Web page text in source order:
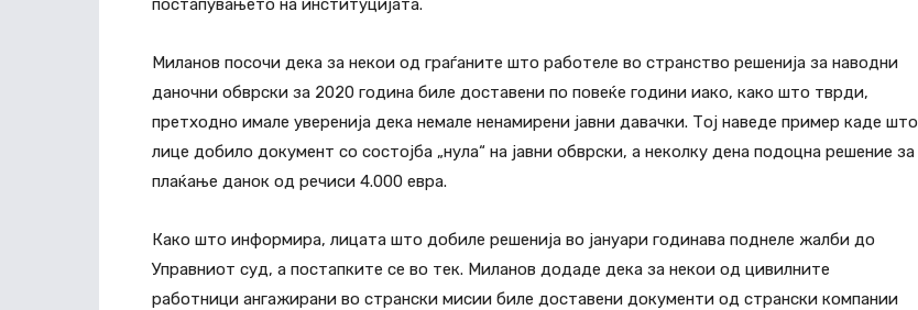
Миланов посочи дека за некои од граѓаните што работеле во странство решенија за наводни
даночни обврски за 2020 година биле доставени по повеќе години иако, како што тврди,
претходно имале уверенија дека немале ненамирени јавни давачки. Тој наведе пример каде што
лице добило документ со состојба „нула“ на јавни обврски, а неколку дена подоцна решение за
плаќање данок од речиси 4.000 евра.
Како што информира, лицата што добиле решенија во јануари годинава поднеле жалби до
Управниот суд, а постапките се во тек. Миланов додаде дека за некои од цивилните
работници ангажирани во странски мисии биле доставени документи од странски компании